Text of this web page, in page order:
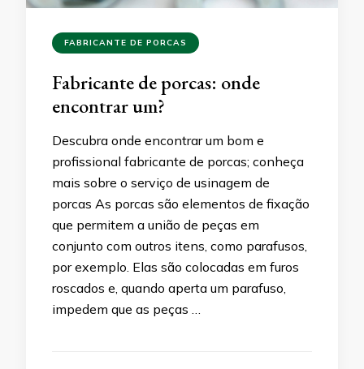
FABRICANTE DE PORCAS
Fabricante de porcas: onde
encontrar um?
Descubra onde encontrar um bom e
profissional fabricante de porcas; conheça
mais sobre o serviço de usinagem de
porcas As porcas são elementos de fixação
que permitem a união de peças em
conjunto com outros itens, como parafusos,
por exemplo. Elas são colocadas em furos
roscados e, quando aperta um parafuso,
impedem que as peças …